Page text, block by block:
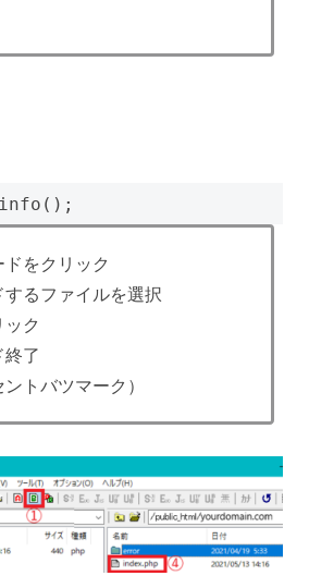
をクリック
るファイルを選択
ク
了
トバツマーク）